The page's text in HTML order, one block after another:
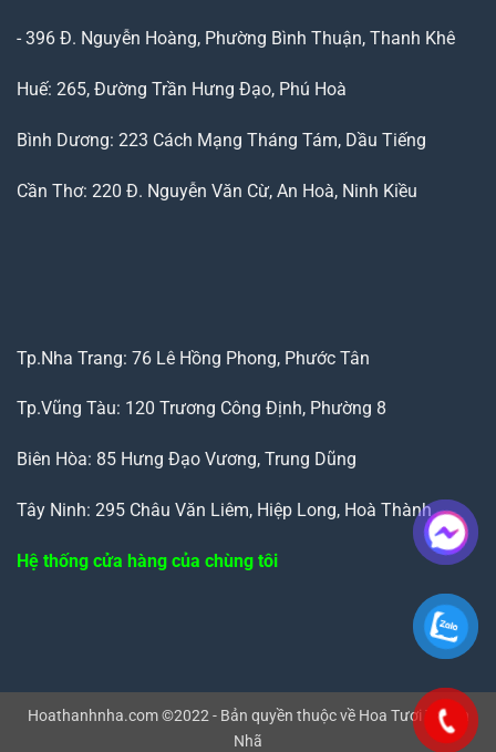
- 396 Đ. Nguyễn Hoàng, Phường Bình Thuận, Thanh Khê
Huế: 265, Đường Trần Hưng Đạo, Phú Hoà
Bình Dương: 223 Cách Mạng Tháng Tám, Dầu Tiếng
Cần Thơ: 220 Đ. Nguyễn Văn Cừ, An Hoà, Ninh Kiều
Tp.Nha Trang: 76 Lê Hồng Phong, Phước Tân
Tp.Vũng Tàu: 120 Trương Công Định, Phường 8
Biên Hòa: 85 Hưng Đạo Vương, Trung Dũng
Tây Ninh: 295 Châu Văn Liêm, Hiệp Long, Hoà Thành
Hệ thống cửa hàng của chùng tôi
Hoathanhnha.com ©2022 - Bản quyền thuộc về Hoa Tươi Thanh
Nhã